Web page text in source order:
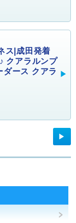
ス|成田発着
クアラルンプ
ダース クアラ
▶